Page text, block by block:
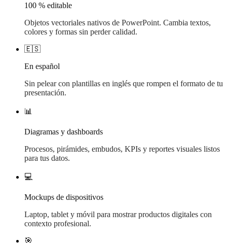
100 % editable
Objetos vectoriales nativos de PowerPoint. Cambia textos,
colores y formas sin perder calidad.
🇪🇸
En español
Sin pelear con plantillas en inglés que rompen el formato de tu
presentación.
📊
Diagramas y dashboards
Procesos, pirámides, embudos, KPIs y reportes visuales listos
para tus datos.
💻
Mockups de dispositivos
Laptop, tablet y móvil para mostrar productos digitales con
contexto profesional.
🎯